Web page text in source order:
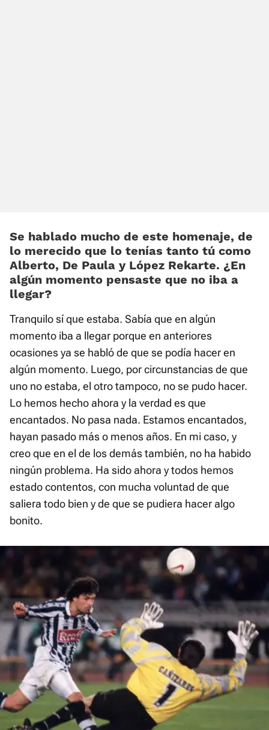
Se hablado mucho de este homenaje, de
lo merecido que lo tenías tanto tú como
Alberto, De Paula y López Rekarte. ¿En
algún momento pensaste que no iba a
llegar?
Tranquilo sí que estaba. Sabía que en algún
momento iba a llegar porque en anteriores
ocasiones ya se habló de que se podía hacer en
algún momento. Luego, por circunstancias de que
uno no estaba, el otro tampoco, no se pudo hacer.
Lo hemos hecho ahora y la verdad es que
encantados. No pasa nada. Estamos encantados,
hayan pasado más o menos años. En mi caso, y
creo que en el de los demás también, no ha habido
ningún problema. Ha sido ahora y todos hemos
estado contentos, con mucha voluntad de que
saliera todo bien y de que se pudiera hacer algo
bonito.